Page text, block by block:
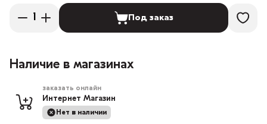
Под заказ
Наличие в магазинах
заказать онлайн
Интернет Магазин
Нет в наличии